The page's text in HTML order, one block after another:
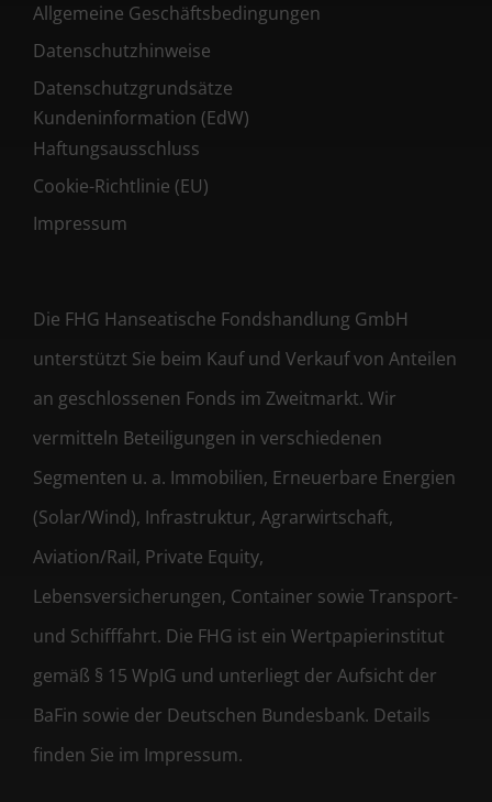
Allgemeine Geschäftsbedingungen
Datenschutzhinweise
Datenschutzgrundsätze
Kundeninformation (EdW)
Haftungsausschluss
Cookie-Richtlinie (EU)
Impressum
Die FHG Hanseatische Fondshandlung GmbH
unterstützt Sie beim Kauf und Verkauf von Anteilen
an geschlossenen Fonds im Zweitmarkt. Wir
vermitteln Beteiligungen in verschiedenen
Segmenten u. a. Immobilien, Erneuerbare Energien
(Solar/Wind), Infrastruktur, Agrarwirtschaft,
Aviation/Rail, Private Equity,
Lebensversicherungen, Container sowie Transport-
und Schifffahrt. Die FHG ist ein Wertpapierinstitut
gemäß § 15 WpIG und unterliegt der Aufsicht der
BaFin sowie der Deutschen Bundesbank. Details
finden Sie im Impressum.